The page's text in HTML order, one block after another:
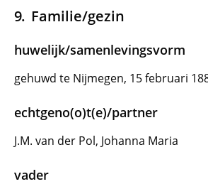
Familie/gezin
huwelijk/samenlevingsvorm
gehuwd te Nijmegen, 15 februari
echtgeno(o)t(e)/partner
J.M. van der Pol, Johanna Maria
vader